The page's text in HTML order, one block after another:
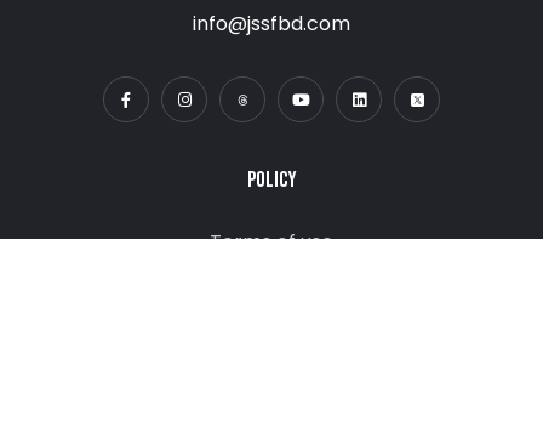
info@jssfbd.com
POLICY
Terms of use